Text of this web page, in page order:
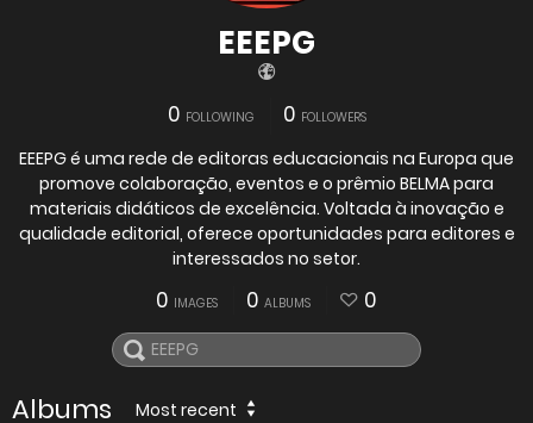
EEEPG
0 FOLLOWING 0 FOLLOWERS
EEEPG é uma rede de editoras educacionais na Europa que
promove colaboração, eventos e o prêmio BELMA para
materiais didáticos de excelência. Voltada à inovação e
qualidade editorial, oferece oportunidades para editores e
interessados no setor.
0 IMAGES 0 ALBUMS 0
Albums Most recent